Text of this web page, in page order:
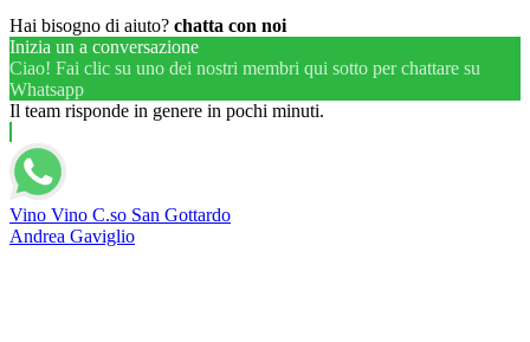
Hai bisogno di aiuto? chatta con noi
Inizia un a conversazione
Ciao! Fai clic su uno dei nostri membri qui sotto per chattare su
Whatsapp
Il team risponde in genere in pochi minuti.
Vino Vino C.so San Gottardo
Andrea Gaviglio